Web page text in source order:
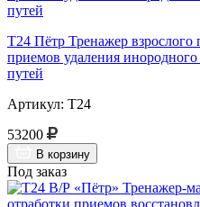
Т24 Пётр Тренажер взрослого
приемов удаления
путей
Артикул: Т24
53200
В корзину
Под заказ